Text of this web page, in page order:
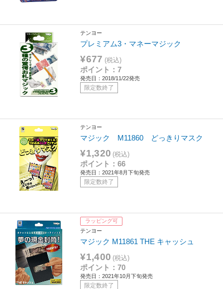
テンヨー
プレミアム3・マネーマジック
¥677 (税込)
ポイント：7
発売日：2018/11/22発売
限定数終了
テンヨー
マジック M11860 どっきりマスク
¥1,320 (税込)
ポイント：66
発売日：2021年8月下旬発売
限定数終了
ラッピング可
テンヨー
マジック M11861 THE キャッシュ
¥1,400 (税込)
ポイント：70
発売日：2021年10月下旬発売
限定数終了